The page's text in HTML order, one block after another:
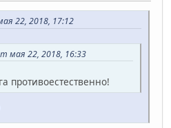
22, 2018, 17:12
мая 22, 2018, 16:33
противоестественно!